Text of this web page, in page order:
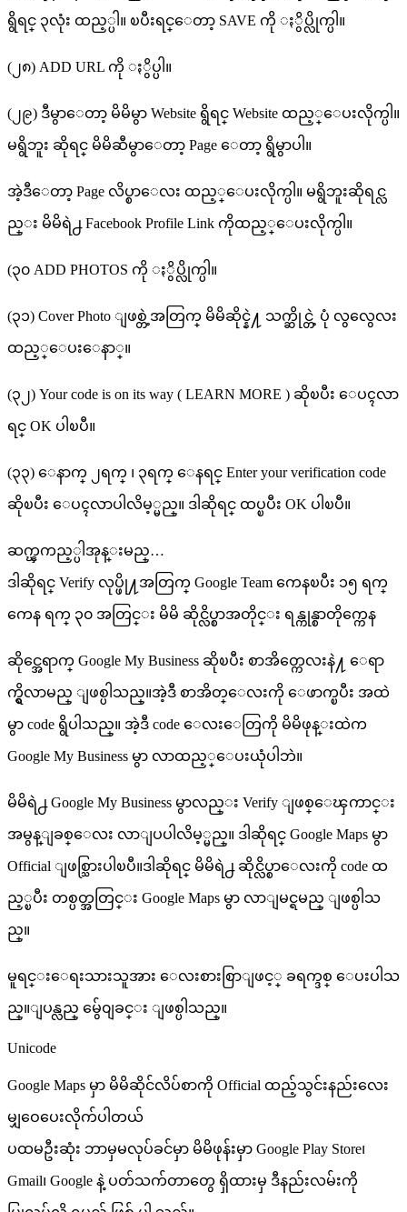
ရွိရင္ ၃လုံး ထည့္ပါ။ ၿပီးရင္ေတာ့ SAVE ကို ႏွိပ္လိုက္ပါ။
(၂၈) ADD URL ကို ႏွိပ္ပါ။
(၂၉) ဒီမွာေတာ့ မိမိမွာ Website ရွိရင္ Website ထည့္ေပးလိုက္ပါ။
မရွိဘူး ဆိုရင္ မိမိဆီမွာေတာ့ Page ေတာ့ ရွိမွာပါ။
အဲ့ဒီေတာ့ Page လိပ္စာေလး ထည့္ေပးလိုက္ပါ။ မရွိဘူးဆိုရင္လ
ည္း မိမိရဲ႕ Facebook Profile Link ကိုထည့္ေပးလိုက္ပါ။
(၃၀ ADD PHOTOS ကို ႏွိပ္လိုက္ပါ။
(၃၁) Cover Photo ျဖစ္တဲ့အတြက္ မိမိဆိုင္နဲ႔ သက္ဆိုင္တဲ့ ပုံ လွလွေလး
ထည့္ေပးေနာ္။
(၃၂) Your code is on its way ( LEARN MORE ) ဆိုၿပီး ေပၚလာ
ရင္ OK ပါၿပီ။
(၃၃) ေနာက္ ၂ရက္ ၊ ၃ရက္ ေနရင္ Enter your verification code
ဆိုၿပီး ေပၚလာပါလိမ့္မည္။ ဒါဆိုရင္ ထပ္ၿပီး OK ပါၿပီ။
ဆက္ၾကည့္ပါအုန္းမည္…
ဒါဆိုရင္ Verify လုပ္ဖို႔အတြက္ Google Team ကေနၿပီး ၁၅ ရက္
ကေန ရက္ ၃၀ အတြင္း မိမိ ဆိုင္လိပ္စာအတိုင္း ရန္ကုန္စာတိုက္ကေန
ဆိုင္အေရာက္ Google My Business ဆိုၿပီး စာအိတ္ကေလးနဲ႔ ေရာ
က္ရွိလာမည္ ျဖစ္ပါသည္။အဲ့ဒီ စာအိတ္ေလးကို ေဖာက္ၿပီး အထဲ
မွာ code ရွိပါသည္။ အဲ့ဒီ code ေလးေတြကို မိမိဖုန္းထဲက
Google My Business မွာ လာထည့္ေပးယုံပါဘဲ။
မိမိရဲ႕ Google My Business မွာလည္း Verify ျဖစ္ေၾကာင္း
အမွန္ျခစ္ေလး လာျပပါလိမ့္မည္။ ဒါဆိုရင္ Google Maps မွာ
Official ျဖစ္သြားပါၿပီ။ဒါဆိုရင္ မိမိရဲ႕ ဆိုင္လိပ္စာေလးကို code ထ
ည့္ၿပီး တစ္ပတ္အတြင္း Google Maps မွာ လာျမင္ရမည္ ျဖစ္ပါသ
ည္။
မူရင္းေရးသားသူအား ေလးစားစြာျဖင့္ ခရက္ဒစ္ ေပးပါသ
ည္။ျပန္လည္ မွ်ေ၀ျခင္း ျဖစ္ပါသည္။
Unicode
Google Maps မှာ မိမိဆိုင်လိပ်စာကို Official ထည့်သွင်းနည်းလေး
မျှဝေပေးလိုက်ပါတယ်
ပထမဦးဆုံး ဘာမှမလုပ်ခင်မှာ မိမိဖုန်းမှာ Google Play Store၊
Gmail၊ Google နဲ့ ပတ်သက်တာတွေ ရှိထားမှ ဒီနည်းလမ်းကို